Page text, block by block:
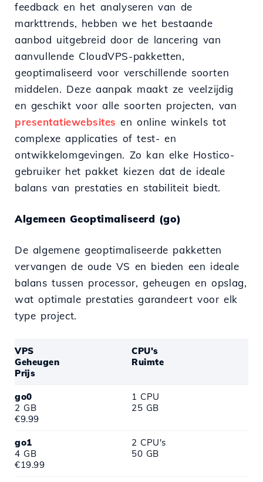
feedback en het analyseren van de
markttrends, hebben we het bestaande
aanbod uitgebreid door de lancering van
aanvullende CloudVPS-pakketten,
geoptimaliseerd voor verschillende soorten
middelen. Deze aanpak maakt ze veelzijdig
en geschikt voor alle soorten projecten, van
presentatiewebsites en online winkels tot
complexe applicaties of test- en
ontwikkelomgevingen. Zo kan elke Hostico-
gebruiker het pakket kiezen dat de ideale
balans van prestaties en stabiliteit biedt.
Algemeen Geoptimaliseerd (go)
De algemene geoptimaliseerde pakketten
vervangen de oude VS en bieden een ideale
balans tussen processor, geheugen en opslag,
wat optimale prestaties garandeert voor elk
type project.
VPS
CPU's
Geheugen
Ruimte
Prijs
go0
1 CPU
2 GB
25 GB
€9.99
go1
2 CPU's
4 GB
50 GB
€19.99